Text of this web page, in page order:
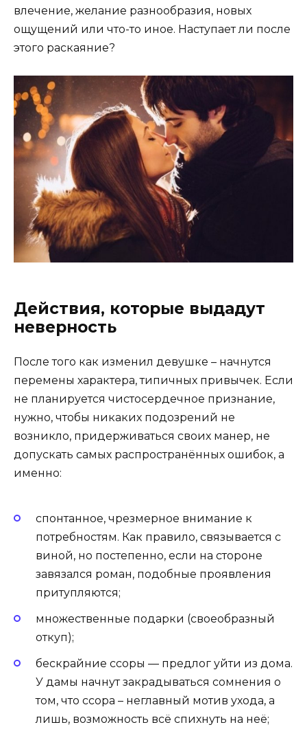
влечение, желание разнообразия, новых
ощущений или что-то иное. Наступает ли после
этого раскаяние?
Действия, которые выдадут
неверность
После того как изменил девушке – начнутся
перемены характера, типичных привычек. Если
не планируется чистосердечное признание,
нужно, чтобы никаких подозрений не
возникло, придерживаться своих манер, не
допускать самых распространённых ошибок, а
именно:
спонтанное, чрезмерное внимание к
потребностям. Как правило, связывается с
виной, но постепенно, если на стороне
завязался роман, подобные проявления
притупляются;
множественные подарки (своеобразный
откуп);
бескрайние ссоры — предлог уйти из дома.
У дамы начнут закрадываться сомнения о
том, что ссора – неглавный мотив ухода, а
лишь, возможность всё спихнуть на неё;